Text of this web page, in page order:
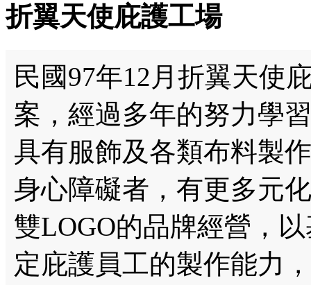
折翼天使庇護工場
民國97年12月折翼天使
案，經過多年的努力學
具有服飾及各類布料製
身心障礙者，有更多元
雙LOGO的品牌經營，
定庇護員工的製作能力